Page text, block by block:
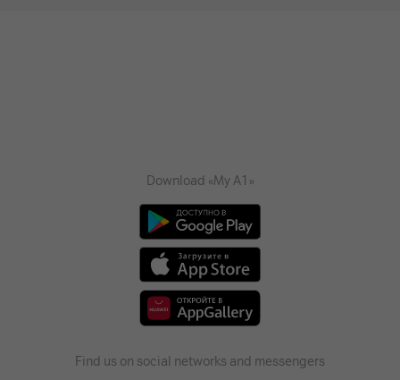
Download «My A1»
Find us on social networks and messengers